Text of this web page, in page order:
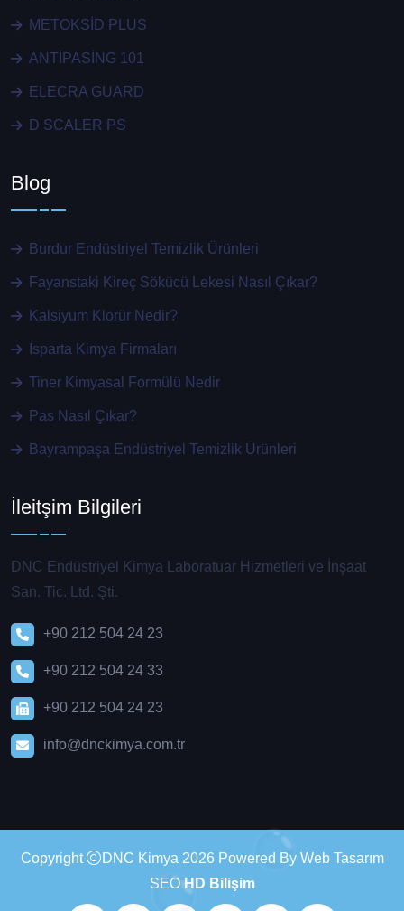
METOKSİD PLUS
ANTİPASİNG 101
ELECRA GUARD
D SCALER PS
Blog
Burdur Endüstriyel Temizlik Ürünleri
Fayanstaki Kireç Sökücü Lekesi Nasıl Çıkar?
Kalsiyum Klorür Nedir?
Isparta Kimya Firmaları
Tiner Kimyasal Formülü Nedir
Pas Nasıl Çıkar?
Bayrampaşa Endüstriyel Temizlik Ürünleri
İleitşim Bilgileri
DNC Endüstriyel Kimya Laboratuar Hizmetleri ve İnşaat
San. Tic. Ltd. Şti.
+90 212 504 24 23
+90 212 504 24 33
+90 212 504 24 23
info@dnckimya.com.tr
Copyright
DNC Kimya 2026 Powered By Web Tasarım
SEOHD Bilişim